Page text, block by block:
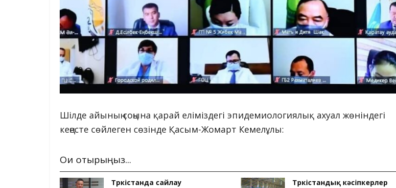
Шілде айының соңына қарай еліміздегі эпидемиологиялық ахуал жөніндегі
кеңесте сөйлеген сөзінде Қасым-Жомарт Кемелұлы:
Оқи отырыңыз...
Түркістанда сайлау
Түркістандық кәсіпкерлер